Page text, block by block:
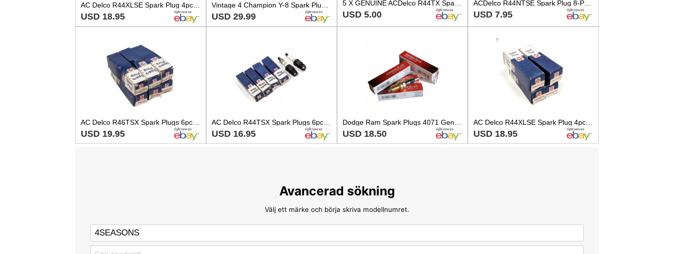
AC Delco R44XLSE Spark Plug 4pc Set - Vintage Old Stock
USD 18.95 USD 29.99 USD 5.00 USD 7.95
AC Delco R46TSX Spark Plugs 6pc Set - GM 5613883
USD 19.95
AC Delco R44TSX Spark Plugs 6pc SET - 5613935 Vintage Old Stock USA
USD 16.95 USD 18.50 USD 18.95
Avancerad sökning
Välj ett märke och börja skriva modellnumret.